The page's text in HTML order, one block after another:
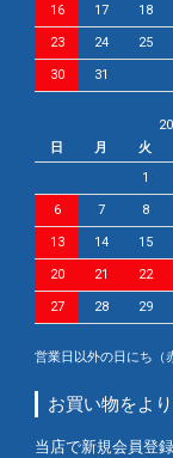
16 17 18
23 24 25
30 31
日
月 火
1
6 7 8
13 14 15
20 21 22
27 28 29
営業日以外の日にち（
お買い物をよ
当店で新規会員登